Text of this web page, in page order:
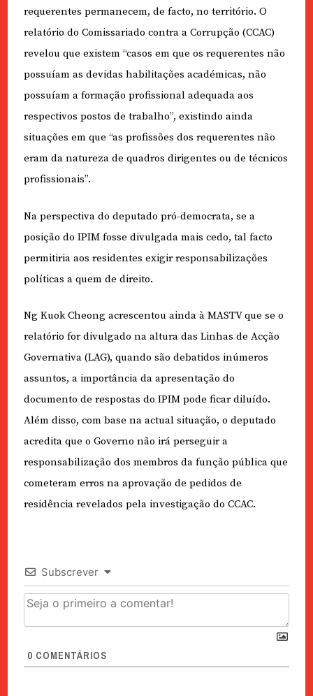
requerentes permanecem, de facto, no território. O
relatório do Comissariado contra a Corrupção (CCAC)
revelou que existem “casos em que os requerentes não
possuíam as devidas habilitações académicas, não
possuíam a formação profissional adequada aos
respectivos postos de trabalho”, existindo ainda
situações em que “as profissões dos requerentes não
eram da natureza de quadros dirigentes ou de técnicos
profissionais”.
Na perspectiva do deputado pró-democrata, se a
posição do IPIM fosse divulgada mais cedo, tal facto
permitiria aos residentes exigir responsabilizações
políticas a quem de direito.
Ng Kuok Cheong acrescentou ainda à MASTV que se o
relatório for divulgado na altura das Linhas de Acção
Governativa (LAG), quando são debatidos inúmeros
assuntos, a importância da apresentação do
documento de respostas do IPIM pode ficar diluído.
Além disso, com base na actual situação, o deputado
acredita que o Governo não irá perseguir a
responsabilização dos membros da função pública que
cometeram erros na aprovação de pedidos de
residência revelados pela investigação do CCAC.
Subscrever
0 COMENTÁRIOS